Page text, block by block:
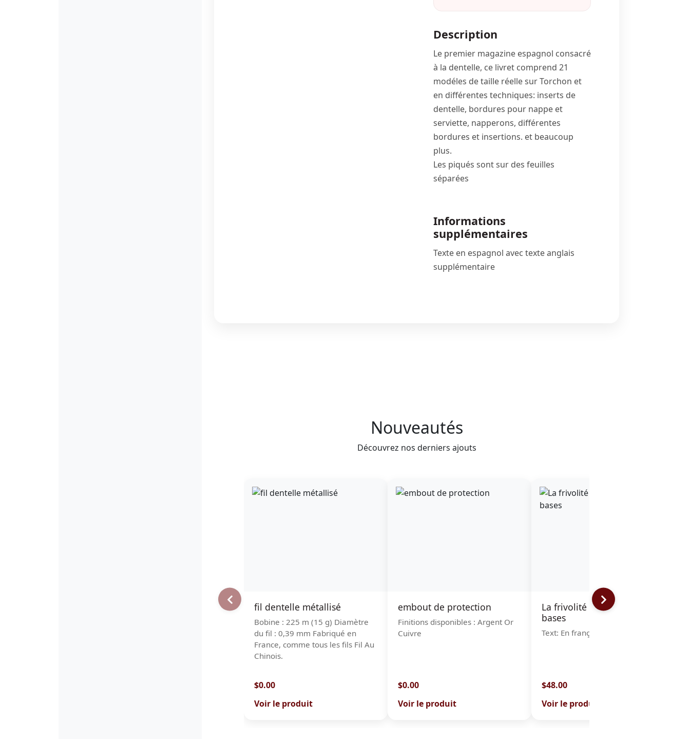
Description
Le premier magazine espagnol consacré
à la dentelle, ce livret comprend 21
modéles de taille réelle sur Torchon et
en différentes techniques: inserts de
dentelle, bordures pour nappe et
serviette, napperons, différentes
bordures et insertions. et beaucoup
plus.
Les piqués sont sur des feuilles
séparées
Informations
supplémentaires
Texte en espagnol avec texte anglais
supplémentaire
Nouveautés
Découvrez nos derniers ajouts
fil dentelle métallisé
Bobine : 225 m (15 g) Diamètre
du fil : 0,39 mm Fabriqué en
France, comme tous les fils Fil Au
Chinois.
$0.00
Voir le produit
embout de protection
Finitions disponibles : Argent Or
Cuivre
$0.00
Voir le produit
La frivolité à l'aiguille Les
bases
Text: En français
$48.00
Voir le produit